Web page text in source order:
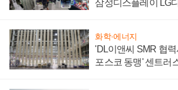
삼성디스플레이 LG
화학·에너지
'DL이앤씨 SMR 협
포스코 동맹' 센트러